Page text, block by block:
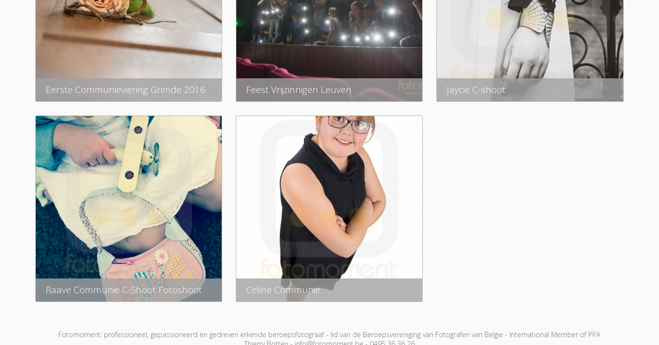
Eerste Communieviering Grimde 2016 Feest Vrijzinnigen Leuven Jaycie C-shoot
Raave Communie C-Shoot Fotoshoot Celine Communie
Fotomoment: professioneel, gepassioneerd én gedreven erkende beroepsfotograaf - lid van de Beroepsvereniging van Fotografen van Belgie - International Member of PPA